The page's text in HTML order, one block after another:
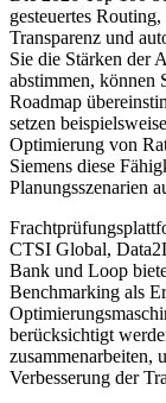
gesteuertes
Transparenz und
Sie die Stärken der
abstimmen, können
Roadmap
setzen
Optimierung von
Siemens diese
Planungsszenarien
CTSI Global,
Bank und Loop
Benchmarking als
berücksichtigt
zusammenarbeiten,
Verbesserung der